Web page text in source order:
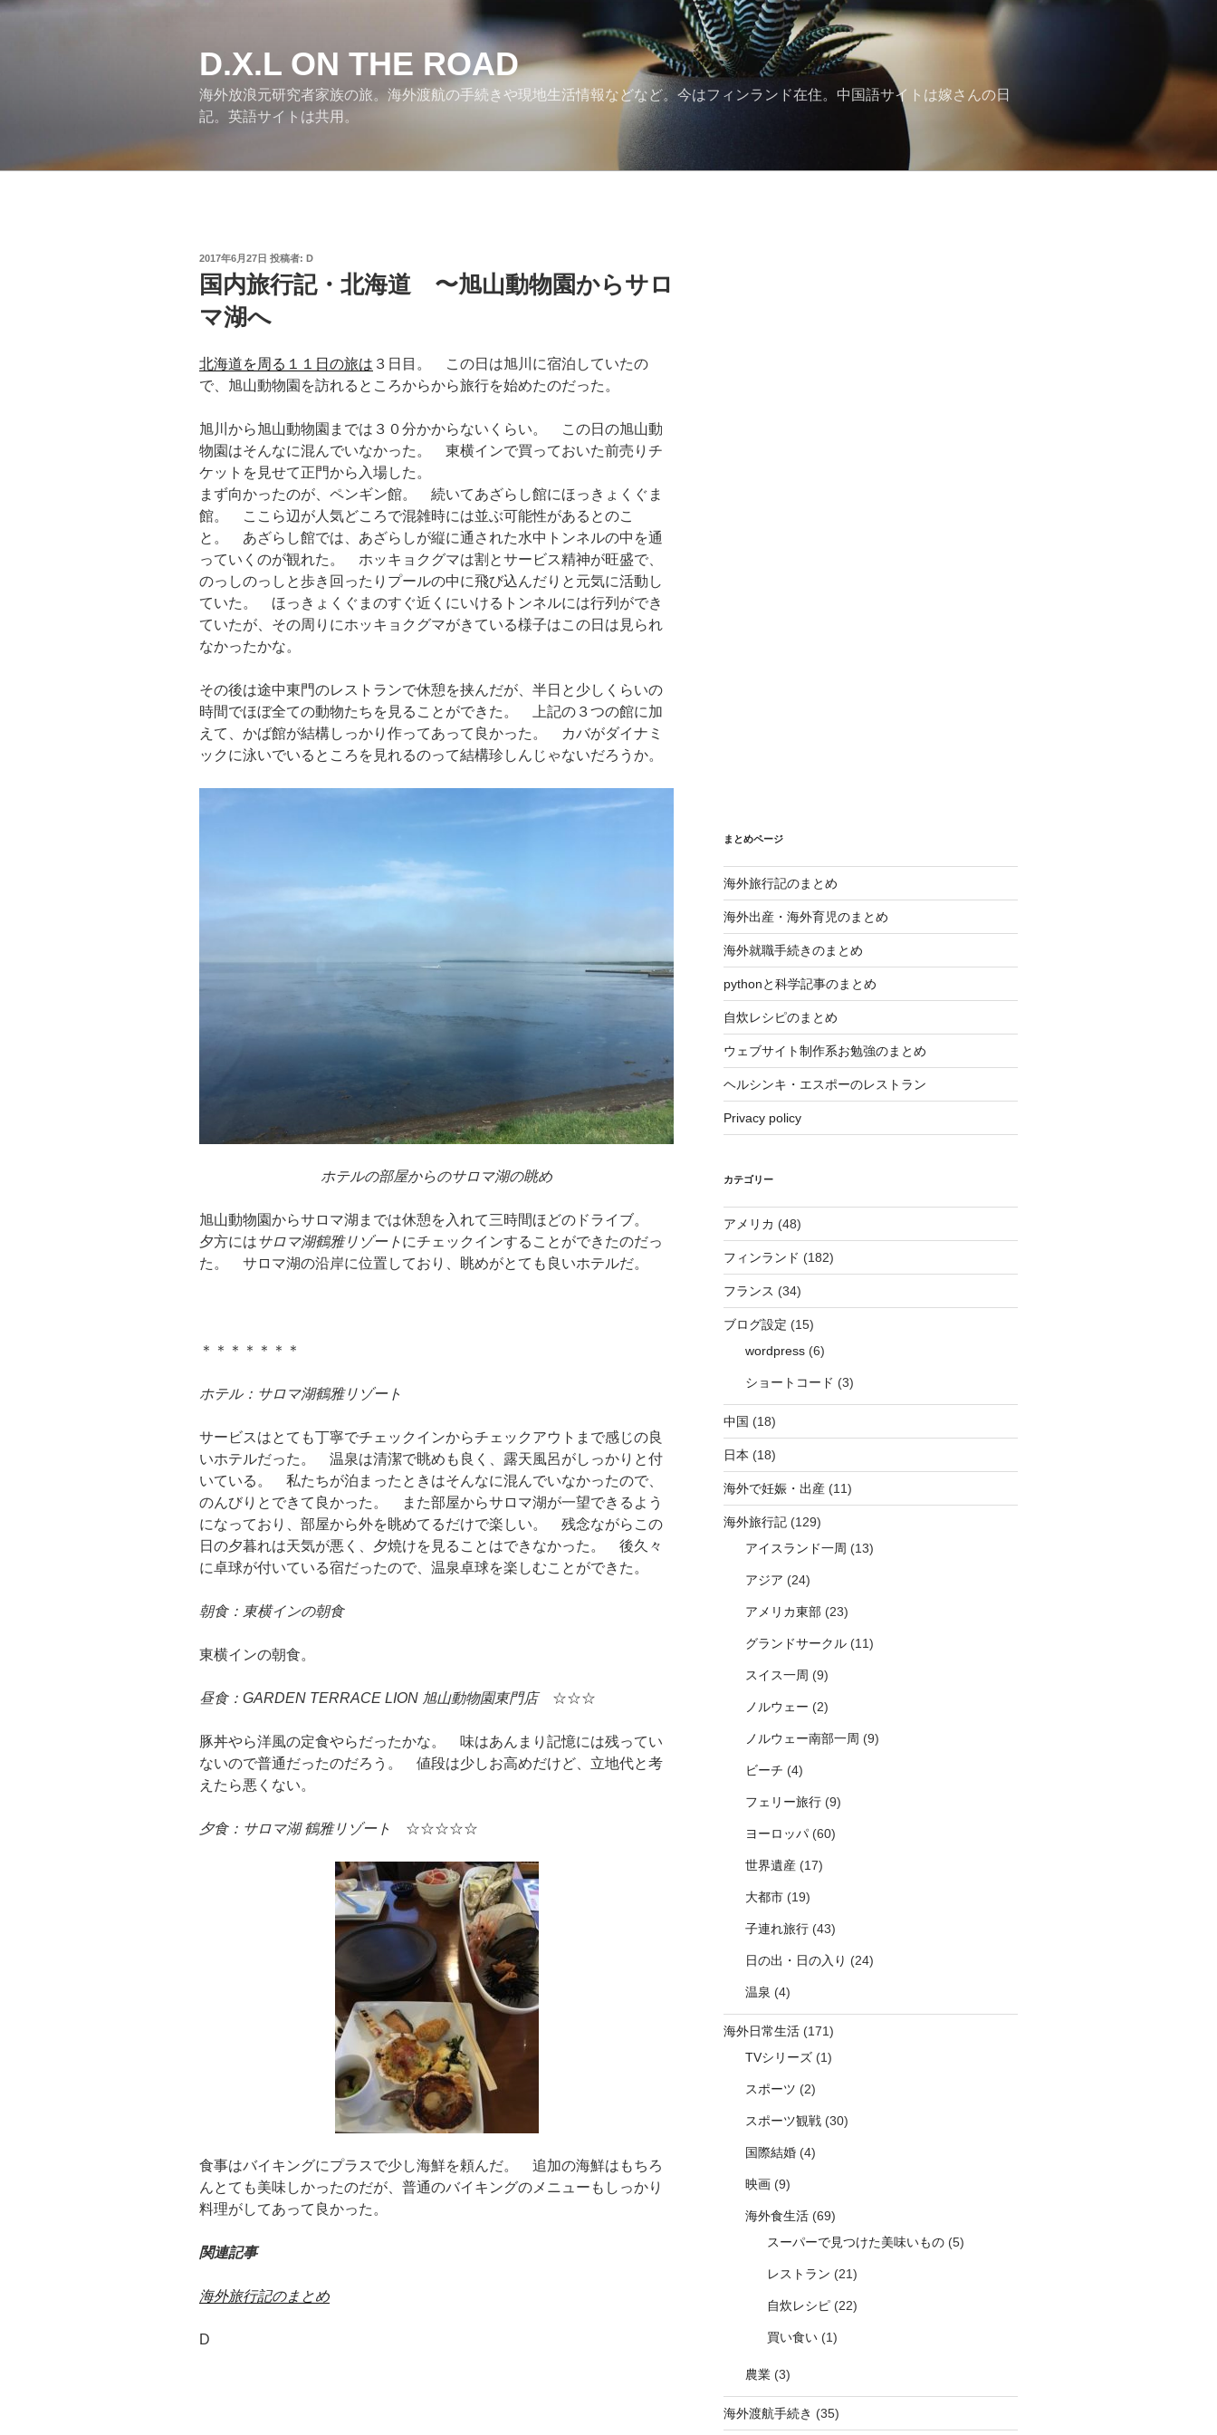
コ
D.X.L ON THE ROAD
海外放浪元研究者家族の旅。海外渡航の手続きや現地生活情報などなど。今はフィンランド在住。中国語サイトは嫁さんの日
記。英語サイトは共用。
投
稿
日:
2017年6月27日 投稿者: D
国内旅行記・北海道 〜旭山動物園からサロ
マ湖へ
北海道を周る１１日の旅は ３日目。 この日は旭川に宿泊していたの
で、旭山動物園を訪れるところからから旅行を始めたのだった。
旭川から旭山動物園までは３０分かからないくらい。 この日の旭山動
物園はそんなに混んでいなかった。 東横インで買っておいた前売りチ
ケットを見せて正門から入場した。
まず向かったのが、ペンギン館。 続いてあざらし館にほっきょくぐま
館。 ここら辺が人気どころで混雑時には並ぶ可能性があるとのこ
と。 あざらし館では、あざらしが縦に通された水中トンネルの中を通
っていくのが観れた。 ホッキョクグマは割とサービス精神が旺盛で、
のっしのっしと歩き回ったりプールの中に飛び込んだりと元気に活動し
ていた。 ほっきょくぐまのすぐ近くにいけるトンネルには行列ができ
ていたが、その周りにホッキョクグマがきている様子はこの日は見られ
なかったかな。
その後は途中東門のレストランで休憩を挟んだが、半日と少しくらいの
時間でほぼ全ての動物たちを見ることができた。 上記の３つの館に加
えて、かば館が結構しっかり作ってあって良かった。 カバがダイナミ
ックに泳いでいるところを見れるのって結構珍しんじゃないだろうか。
ホテルの部屋からのサロマ湖の眺め
旭山動物園からサロマ湖までは休憩を入れて三時間ほどのドライブ。
夕方にはサロマ湖鶴雅リゾート にチェックインすることができたのだっ
た。 サロマ湖の沿岸に位置しており、眺めがとても良いホテルだ。
＊＊＊＊＊＊＊
ホテル：サロマ湖鶴雅リゾート
サービスはとても丁寧でチェックインからチェックアウトまで感じの良
いホテルだった。 温泉は清潔で眺めも良く、露天風呂がしっかりと付
いている。 私たちが泊まったときはそんなに混んでいなかったので、
のんびりとできて良かった。 また部屋からサロマ湖が一望できるよう
になっており、部屋から外を眺めてるだけで楽しい。 残念ながらこの
日の夕暮れは天気が悪く、夕焼けを見ることはできなかった。 後久々
に卓球が付いている宿だったので、温泉卓球を楽しむことができた。
朝食：東横インの朝食
東横インの朝食。
昼食：GARDEN TERRACE LION 旭山動物園東門店 ☆☆☆
豚丼やら洋風の定食やらだったかな。 味はあんまり記憶には残ってい
ないので普通だったのだろう。 値段は少しお高めだけど、立地代と考
えたら悪くない。
夕食：サロマ湖 鶴雅リゾート ☆☆☆☆☆
食事はバイキングにプラスで少し海鮮を頼んだ。 追加の海鮮はもちろ
んとても美味しかったのだが、普通のバイキングのメニューもしっかり
料理がしてあって良かった。
関連記事
海外旅行記のまとめ
D
まとめページ
海外旅行記のまとめ
海外出産・海外育児のまとめ
海外就職手続きのまとめ
pythonと科学記事のまとめ
自炊レシピのまとめ
ウェブサイト制作系お勉強のまとめ
ヘルシンキ・エスポーのレストラン
Privacy policy
カテゴリー
アメリカ (48)
フィンランド (182)
フランス (34)
ブログ設定 (15)
wordpress(6)
ショートコード (3)
中国 (18)
日本 (18)
海外で妊娠・出産(11)
海外旅行記(129)
アイスランド一周 (13)
アジア (24)
アメリカ東部(23)
グランドサークル(11)
スイス一周 (9)
ノルウェー (2)
ノルウェー南部一周 (9)
ビーチ (4)
フェリー旅行(9)
ヨーロッパ(60)
世界遺産(17)
大都市(19)
子連れ旅行(43)
日の出・日の入り (24)
温泉 (4)
海外日常生活(171)
TVシリーズ(1)
スポーツ (2)
スポーツ観戦(30)
国際結婚(4)
映画(9)
海外食生活(69)
スーパーで見つけた美味いもの(5)
レストラン (21)
自炊レシピ(22)
買い食い(1)
農業(3)
海外渡航手続き (35)